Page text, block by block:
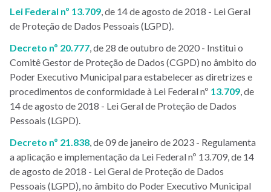
Lei Federal nº 13.709, de 14 de agosto de 2018 - Lei Geral
de Proteção de Dados Pessoais (LGPD).
Decreto nº 20.777, de 28 de outubro de 2020 - Institui o
Comitê Gestor de Proteção de Dados (CGPD) no âmbito do
Poder Executivo Municipal para estabelecer as diretrizes e
procedimentos de conformidade à Lei Federal nº 13.709, de
14 de agosto de 2018 - Lei Geral de Proteção de Dados
Pessoais (LGPD).
Decreto nº 21.838, de 09 de janeiro de 2023 - Regulamenta
a aplicação e implementação da Lei Federal nº 13.709, de 14
de agosto de 2018 - Lei Geral de Proteção de Dados
Pessoais (LGPD), no âmbito do Poder Executivo Municipal